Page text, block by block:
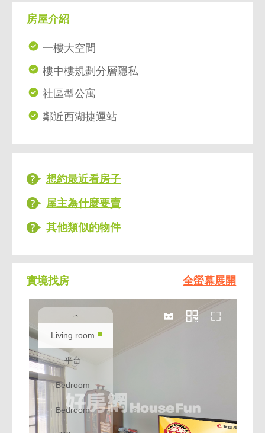
房屋介紹
一樓大空間
樓中樓規劃分層隱私
社區型公寓
鄰近西湖捷運站
想約最近看房子
屋主為什麼要賣
其他類似的物件
實境找房 全螢幕展開